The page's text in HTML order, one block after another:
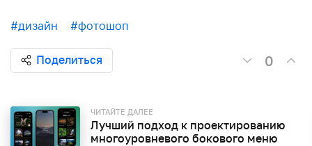
#дизайн #фотошоп
Поделиться 0
ЧИТАЙТЕ ДАЛЕЕ
Лучший подход к проектированию
многоуровневого бокового меню